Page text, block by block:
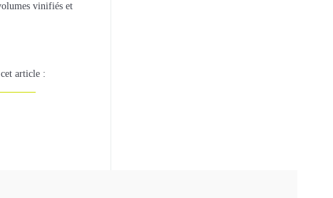
vinifiés et
article :